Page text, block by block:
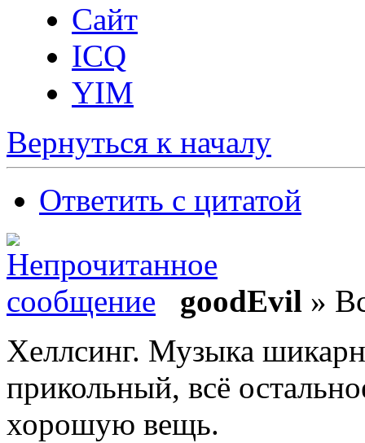
Сайт
ICQ
YIM
Вернуться к началу
Ответить с цитатой
goodEvil »
Хеллсинг. Музыка
прикольный, всё
хорошую вещь.